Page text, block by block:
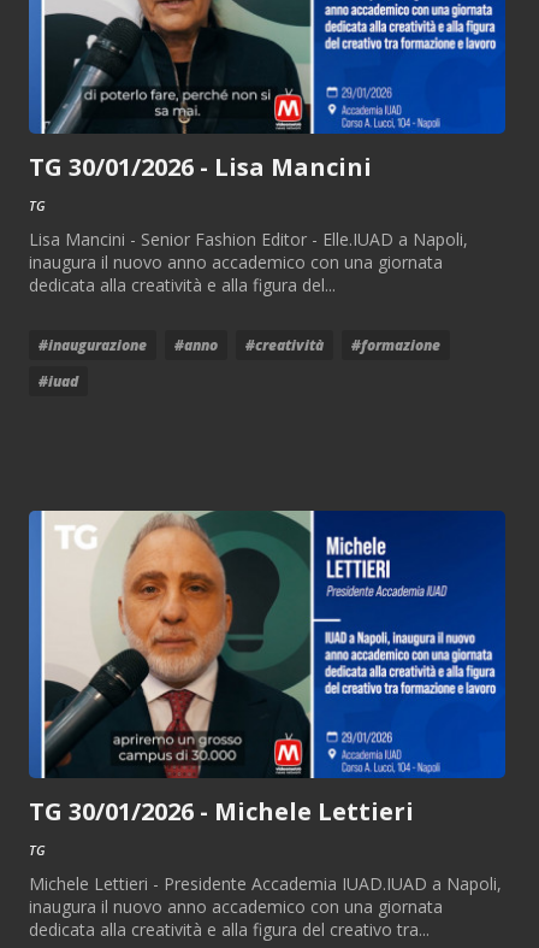
TG 30/01/2026 - Lisa Mancini
TG
Lisa Mancini - Senior Fashion Editor - Elle.IUAD a Napoli,
inaugura il nuovo anno accademico con una giornata
dedicata alla creatività e alla figura del...
#inaugurazione #anno #creatività
#formazione
#iuad
TG 30/01/2026 - Michele Lettieri
TG
Michele Lettieri - Presidente Accademia IUAD.IUAD a Napoli,
inaugura il nuovo anno accademico con una giornata
dedicata alla creatività e alla figura del creativo tra...